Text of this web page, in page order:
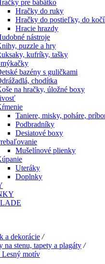
pre bábätko
Hračky do ruky
Hračky do postieľky, do
Hracie hrazdy
nástroje
puzzle a hry
kufríky, tašky
bazény s guličkami
chodítka
na hračky, úložné boxy
Taniere, misky, poháre,
Podbradníky
Desiatové boxy
Mušelínové plienky
Uteráky
Doplnky
a dekorácie /
na stenu, tapety a plagáty /
Lesný motív